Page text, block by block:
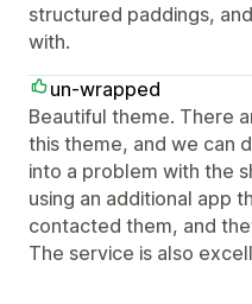
structured paddings,
with.
un-wrapped
Beautiful theme. There
this theme, and we can
into a problem with the
using an additional app
contacted them, and
The service is also